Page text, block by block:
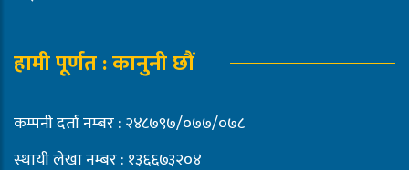
हामी पूर्णत : कानुनी छौं
कम्पनी दर्ता नम्बर : २४८७९७/०७७/०७८
स्थायी लेखा नम्बर : १३६६७३२०४